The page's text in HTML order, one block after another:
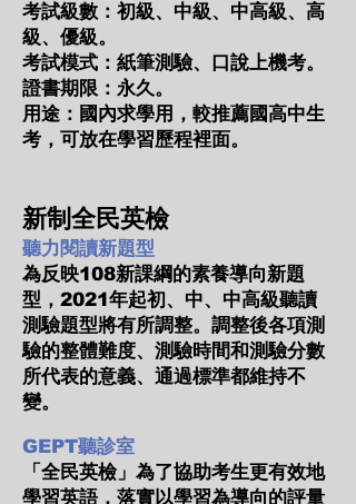
考試級數：初級、中級、中高級、高
級、優級。
考試模式：紙筆測驗、口說上機考。
證書期限：永久。
用途：國內求學用，較推薦國高中生
考，可放在學習歷程裡面。
新制全民英檢
聽力閱讀新題型
為反映108新課綱的素養導向新題
型，2021年起初、中、中高級聽讀
測驗題型將有所調整。調整後各項測
驗的整體難度、測驗時間和測驗分數
所代表的意義、通過標準都維持不
變。
GEPT聽診室
「全民英檢」為了協助考生更有效地
學習英語，落實以學習為導向的評量